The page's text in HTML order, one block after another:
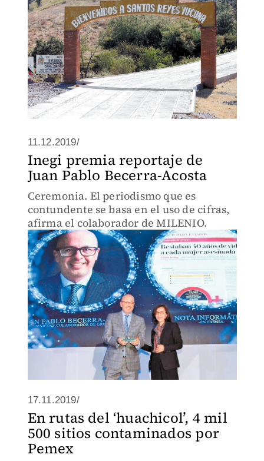
11.12.2019/
Inegi premia reportaje de
Juan Pablo Becerra-Acosta
Ceremonia. El periodismo que es
contundente se basa en el uso de cifras,
afirma el colaborador de MILENIO.
17.11.2019/
En rutas del ‘huachicol’, 4 mil
500 sitios contaminados por
Pemex